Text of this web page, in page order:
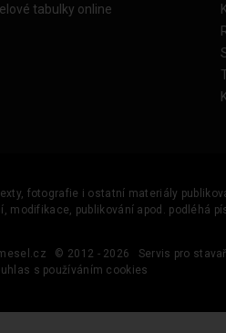
tabulky online
fotografie i ostatní materiály
modifikace, publikování apod. podléhá
© 2012 - 2026
Servis pro
s používáním cookies